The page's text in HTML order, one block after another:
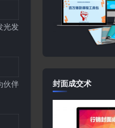
光发
伙伴
封面成交术